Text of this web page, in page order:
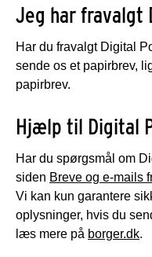
Jeg har fravalgt
Har du fravalgt Digital
sende os et papirbrev,
papirbrev.
Hjælp til Digital
Har du spørgsmål om
siden Breve og e-mails
Vi kan kun garantere
oplysninger, hvis du
læs mere på borger.dk.